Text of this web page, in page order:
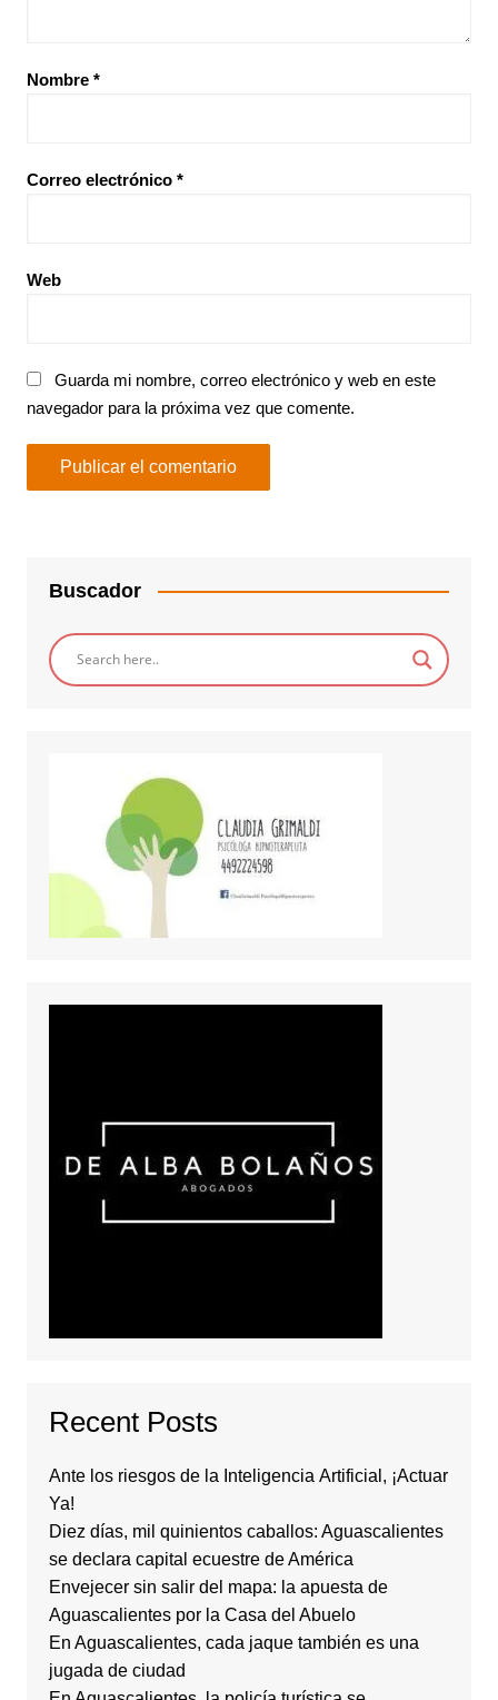
Nombre *
Correo electrónico *
Web
Guarda mi nombre, correo electrónico y web en este
navegador para la próxima vez que comente.
Buscador
Recent Posts
Ante los riesgos de la Inteligencia Artificial, ¡Actuar
Ya!
Diez días, mil quinientos caballos: Aguascalientes
se declara capital ecuestre de América
Envejecer sin salir del mapa: la apuesta de
Aguascalientes por la Casa del Abuelo
En Aguascalientes, cada jaque también es una
jugada de ciudad